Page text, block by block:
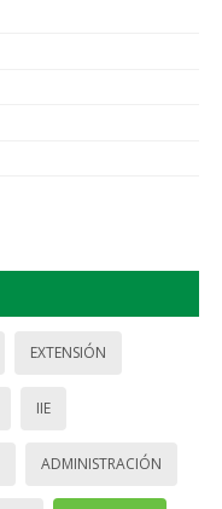
EXTENSIÓN
IIE
ADMINISTRACIÓN